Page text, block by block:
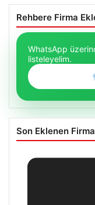
Rehbere Firma
WhatsApp
listeleyelim.
Son Eklenen